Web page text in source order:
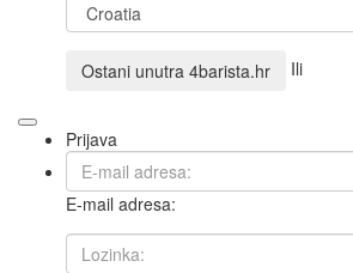
Ostani unutra 4barista.hr Ili
Prijava
E-mail adresa: